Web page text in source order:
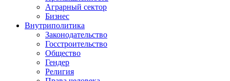
Аграрный сектор
Бизнес
Внутриполитика
Законодательство
Госстроительство
Общество
Гендер
Религия